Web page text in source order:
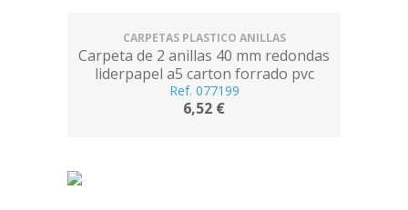
CARPETAS PLASTICO ANILLAS
Carpeta de 2 anillas 40 mm redondas
liderpapel a5 carton forrado pvc
violeta
Ref. 077199
6,52 €